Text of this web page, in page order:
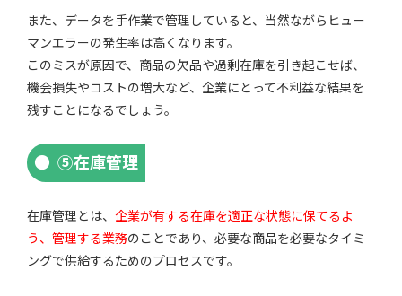
また、データを手作業で管理していると、当然ながらヒュー
マンエラーの発生率は高くなります。
このミスが原因で、商品の欠品や過剰在庫を引き起こせば、
機会損失やコストの増大など、企業にとって不利益な結果を
残すことになるでしょう。
⑤在庫管理
在庫管理とは、 企業が有する在庫を適正な状態に保てるよ
う、管理する業務のことであり、必要な商品を必要なタイミ
ングで供給するためのプロセスです。